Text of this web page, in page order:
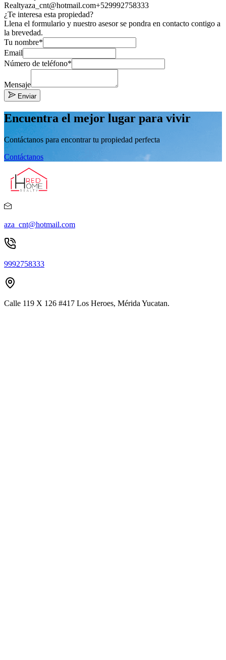
Realtyaza_cnt@hotmail.com+529992758333
¿Te interesa esta propiedad?
Llena el formulario y nuestro asesor se pondra en contacto contigo a
la brevedad.
Tu nombre*
Email
Número de teléfono*
Mensaje
Enviar
Encuentra el mejor lugar para vivir
Contáctanos para encontrar tu propiedad perfecta
Contáctanos
aza_cnt@hotmail.com
9992758333
Calle 119 X 126 #417 Los Heroes, Mérida Yucatan.